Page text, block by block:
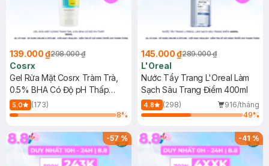
139.000 ₫298.000 ₫
Cosrx
Gel Rửa Mặt Cosrx Tràm Trà,
0.5% BHA Có Độ pH Thấp
150ml
5.0
(173)
8%
145.000 ₫289.000 ₫
L'Oreal
Nước Tẩy Trang L'Oreal Làm
Sạch Sâu Trang Điểm 400ml
4.8 (298)
916/tháng
49%
-57% -41%